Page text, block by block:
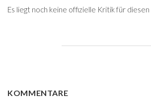
Es liegt noch keine offizielle Kritik für diesen
KOMMENTARE